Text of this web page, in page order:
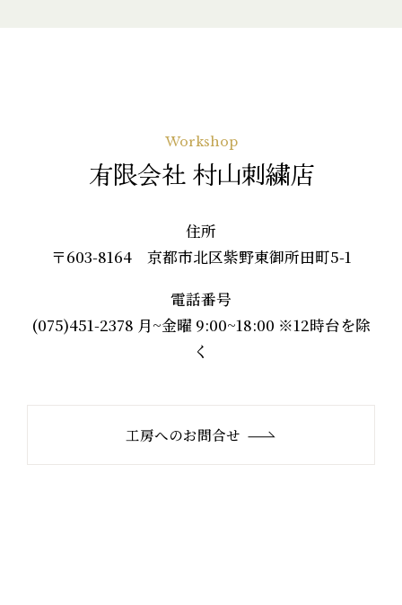
Workshop
有限会社 村山刺繍店
住所
〒603-8164 京都市北区紫野東御所田町5-1
電話番号
(075)451-2378 月~金曜 9:00~18:00 ※12時台を除
く
工房へのお問合せ